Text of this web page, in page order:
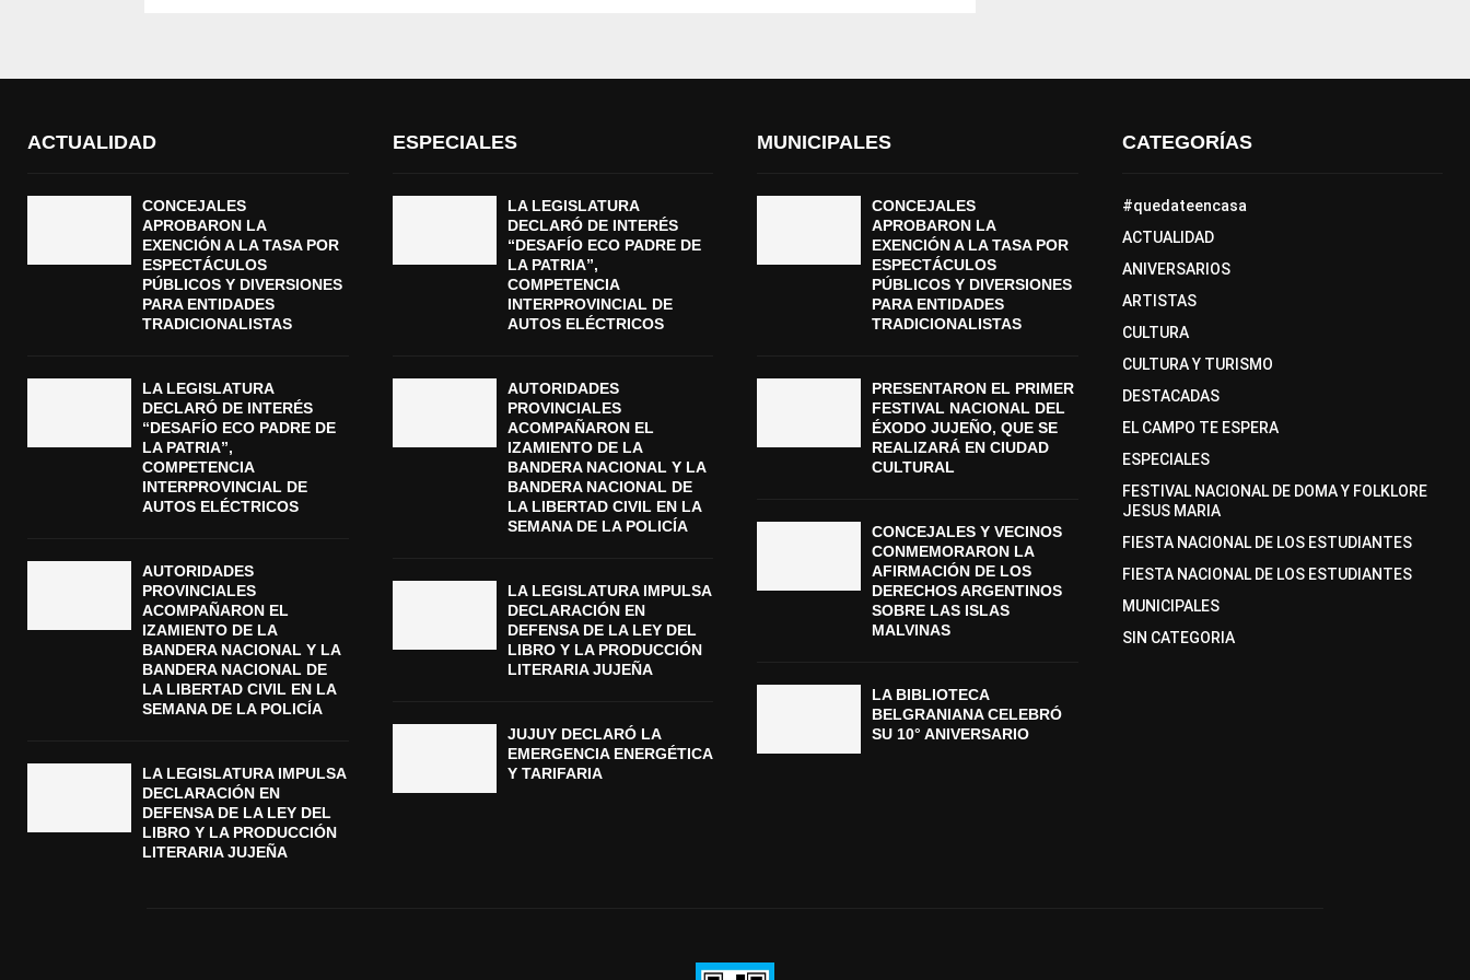
ACTUALIDAD
CONCEJALES
APROBARON LA
EXENCIÓN A LA TASA POR
ESPECTÁCULOS
PÚBLICOS Y DIVERSIONES
PARA ENTIDADES
TRADICIONALISTAS
LA LEGISLATURA
DECLARÓ DE INTERÉS
“DESAFÍO ECO PADRE DE
LA PATRIA”,
COMPETENCIA
INTERPROVINCIAL DE
AUTOS ELÉCTRICOS
AUTORIDADES
PROVINCIALES
ACOMPAÑARON EL
IZAMIENTO DE LA
BANDERA NACIONAL Y LA
BANDERA NACIONAL DE
LA LIBERTAD CIVIL EN LA
SEMANA DE LA POLICÍA
LA LEGISLATURA IMPULSA
DECLARACIÓN EN
DEFENSA DE LA LEY DEL
LIBRO Y LA PRODUCCIÓN
LITERARIA JUJEÑA
ESPECIALES
LA LEGISLATURA
DECLARÓ DE INTERÉS
“DESAFÍO ECO PADRE DE
LA PATRIA”,
COMPETENCIA
INTERPROVINCIAL DE
AUTOS ELÉCTRICOS
AUTORIDADES
PROVINCIALES
ACOMPAÑARON EL
IZAMIENTO DE LA
BANDERA NACIONAL Y LA
BANDERA NACIONAL DE
LA LIBERTAD CIVIL EN LA
SEMANA DE LA POLICÍA
LA LEGISLATURA IMPULSA
DECLARACIÓN EN
DEFENSA DE LA LEY DEL
LIBRO Y LA PRODUCCIÓN
LITERARIA JUJEÑA
JUJUY DECLARÓ LA
EMERGENCIA ENERGÉTICA
Y TARIFARIA
MUNICIPALES
CONCEJALES
APROBARON LA
EXENCIÓN A LA TASA POR
ESPECTÁCULOS
PÚBLICOS Y DIVERSIONES
PARA ENTIDADES
TRADICIONALISTAS
PRESENTARON EL PRIMER
FESTIVAL NACIONAL DEL
ÉXODO JUJEÑO, QUE SE
REALIZARÁ EN CIUDAD
CULTURAL
CONCEJALES Y VECINOS
CONMEMORARON LA
AFIRMACIÓN DE LOS
DERECHOS ARGENTINOS
SOBRE LAS ISLAS
MALVINAS
LA BIBLIOTECA
BELGRANIANA CELEBRÓ
SU 10° ANIVERSARIO
CATEGORÍAS
#quedateencasa
ACTUALIDAD
ANIVERSARIOS
ARTISTAS
CULTURA
CULTURA Y TURISMO
DESTACADAS
EL CAMPO TE ESPERA
ESPECIALES
FESTIVAL NACIONAL DE DOMA Y FOLKLORE
JESUS MARIA
FIESTA NACIONAL DE LOS ESTUDIANTES
FIESTA NACIONAL DE LOS ESTUDIANTES
MUNICIPALES
SIN CATEGORIA